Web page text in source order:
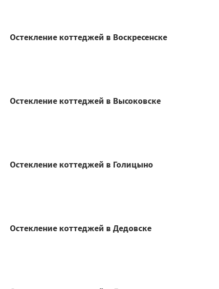
Остекление коттеджей в Воскресенске
Остекление коттеджей в Высоковске
Остекление коттеджей в Голицыно
Остекление коттеджей в Дедовске